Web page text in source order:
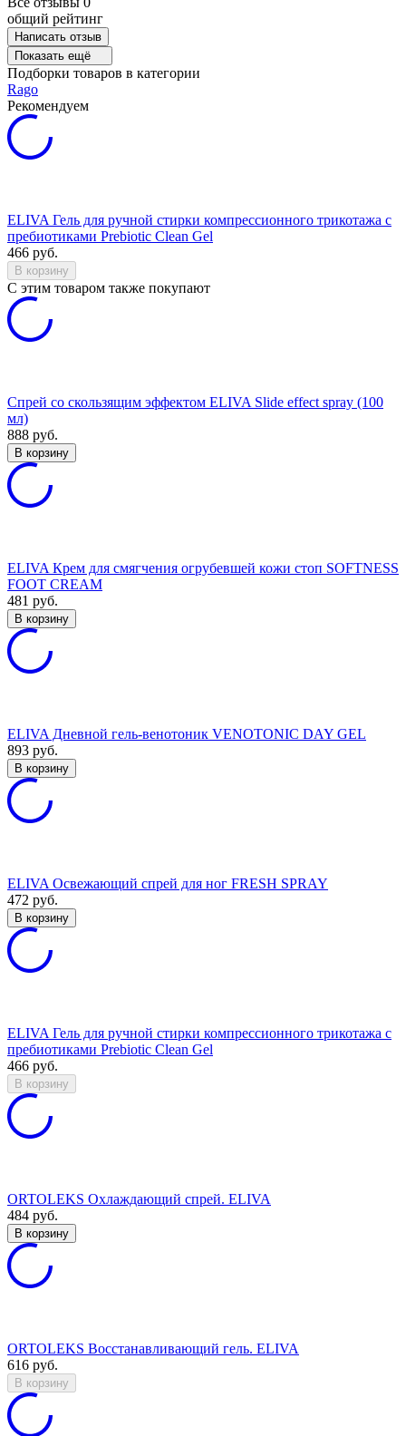
общий рейтинг
Написать отзыв
Показать ещё
Подборки товаров в категории
Rago
Рекомендуем
ELIVA Гель для ручной стирки компрессионного трикотажа с
пребиотиками Prebiotic Clean Gel
466 руб.
В корзину
C этим товаром также покупают
Спрей со скользящим эффектом ELIVA Slide effect spray (100
мл)
888 руб.
В корзину
ELIVA Крем для смягчения огрубевшей кожи стоп SOFTNESS
FOOT CREAM
481 руб.
В корзину
ELIVA Дневной гель-венотоник VENOTONIC DAY GEL
893 руб.
В корзину
ELIVA Освежающий спрей для ног FRESH SPRAY
472 руб.
В корзину
ELIVA Гель для ручной стирки компрессионного трикотажа с
пребиотиками Prebiotic Clean Gel
466 руб.
В корзину
ORTOLEKS Охлаждающий спрей. ELIVA
484 руб.
В корзину
ORTOLEKS Восстанавливающий гель. ELIVA
616 руб.
В корзину